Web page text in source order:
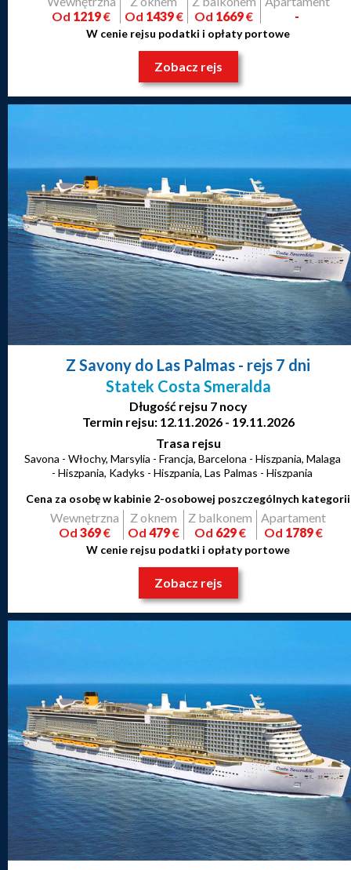
Od 1219€
Od 1439€
Od 1669€
-
W cenie rejsu podatki i opłaty portowe
Zobacz rejs
Z Savony do Las Palmas - rejs 7 dni
Statek Costa Smeralda
Długość rejsu 7 nocy
Termin rejsu: 12.11.2026 - 19.11.2026
Trasa rejsu
Savona - Włochy, Marsylia - Francja, Barcelona - Hiszpania, Malaga
- Hiszpania, Kadyks - Hiszpania, Las Palmas - Hiszpania
Cena za osobę w kabinie 2-osobowej poszczególnych kategorii
Wewnętrzna
Od 369€
Z oknem
Od 479€
Z balkonem
Od 629€
Apartament
Od 1789€
W cenie rejsu podatki i opłaty portowe
Zobacz rejs